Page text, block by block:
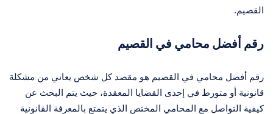
القصيم.
رقم أفضل محامي في القصيم
رقم أفضل محامي في القصيم هو مقصد كل شخص يعاني من مشكلة
قانونية أو متورط في إحدى القضايا المعقدة، حيث يتم البحث عن
كيفية التواصل مع المحامي المختص الذي يتمتع بالمعرفة القانونية